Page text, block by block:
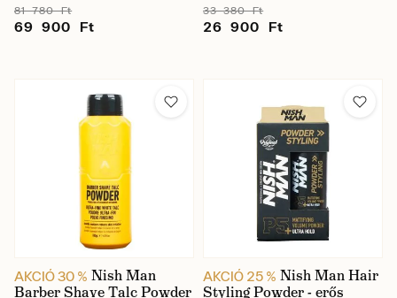
81 780 Ft
69 900 Ft
33 380 Ft
26 900 Ft
AKCIÓ 30 % Nish Man
Barber Shave Talc Powder
AKCIÓ 25 % Nish Man Hair
Styling Powder - erős